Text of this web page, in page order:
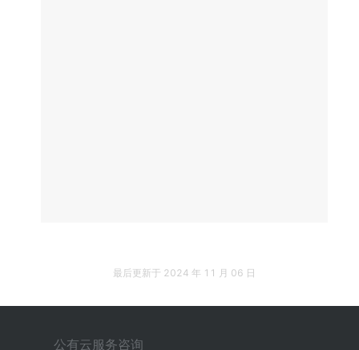
最后更新于 2024 年 11 月 06 日
公有云服务咨询